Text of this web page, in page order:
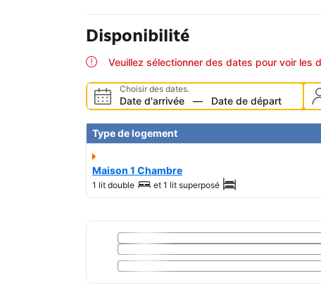
Disponibilité
Veuillez sélectionner des dates pour voir
Choisir des dates.
Date d'arrivée — Date de départ
Type de logement
Maison 1 Chambre
1 lit double et 1 lit superposé